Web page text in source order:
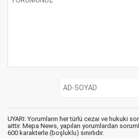
UYARI: Yorumların her türlü cezai ve hukuki
aittir. Mepa News, yapılan yorumlardan
600 karakterle (boşluklu) sınırlıdır.